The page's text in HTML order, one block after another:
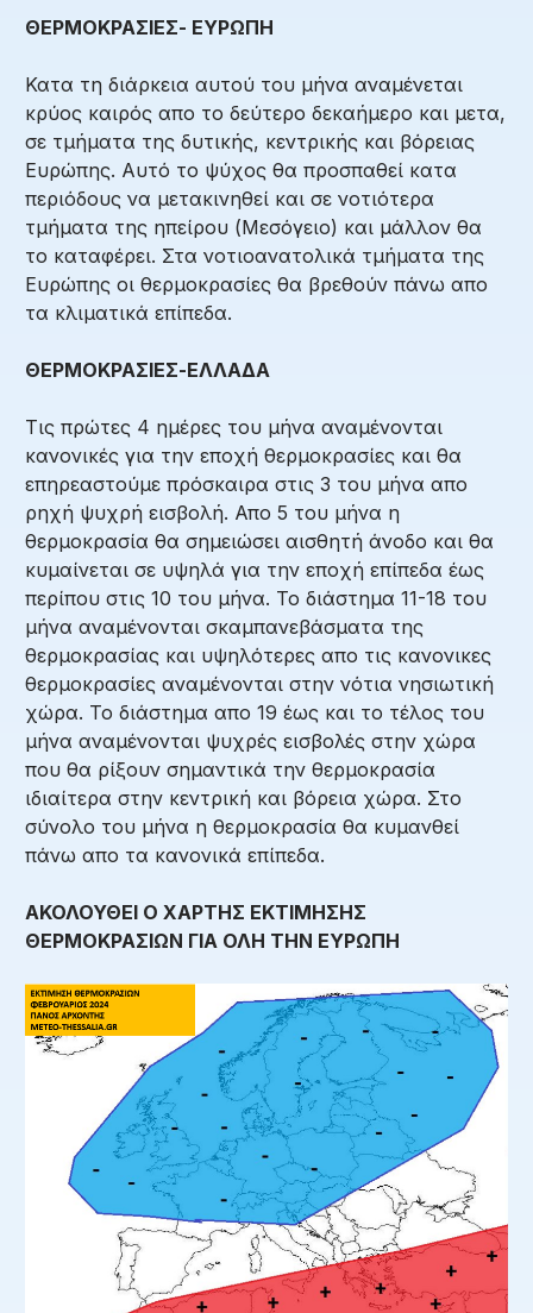
ΘΕΡΜΟΚΡΑΣΙΕΣ- ΕΥΡΩΠΗ
Κατα τη διάρκεια αυτού του μήνα αναμένεται
κρύος καιρός απο το δεύτερο δεκαήμερο και μετα,
σε τμήματα της δυτικής, κεντρικής και βόρειας
Ευρώπης. Αυτό το ψύχος θα προσπαθεί κατα
περιόδους να μετακινηθεί και σε νοτιότερα
τμήματα της ηπείρου (Μεσόγειο) και μάλλον θα
το καταφέρει. Στα νοτιοανατολικά τμήματα της
Ευρώπης οι θερμοκρασίες θα βρεθούν πάνω απο
τα κλιματικά επίπεδα.
ΘΕΡΜΟΚΡΑΣΙΕΣ-ΕΛΛΑΔΑ
Τις πρώτες 4 ημέρες του μήνα αναμένονται
κανονικές για την εποχή θερμοκρασίες και θα
επηρεαστούμε πρόσκαιρα στις 3 του μήνα απο
ρηχή ψυχρή εισβολή. Απο 5 του μήνα η
θερμοκρασία θα σημειώσει αισθητή άνοδο και θα
κυμαίνεται σε υψηλά για την εποχή επίπεδα έως
περίπου στις 10 του μήνα. Το διάστημα 11-18 του
μήνα αναμένονται σκαμπανεβάσματα της
θερμοκρασίας και υψηλότερες απο τις κανονικες
θερμοκρασίες αναμένονται στην νότια νησιωτική
χώρα. Το διάστημα απο 19 έως και το τέλος του
μήνα αναμένονται ψυχρές εισβολές στην χώρα
που θα ρίξουν σημαντικά την θερμοκρασία
ιδιαίτερα στην κεντρική και βόρεια χώρα. Στο
σύνολο του μήνα η θερμοκρασία θα κυμανθεί
πάνω απο τα κανονικά επίπεδα.
ΑΚΟΛΟΥΘΕΙ Ο ΧΑΡΤΗΣ ΕΚΤΙΜΗΣΗΣ
ΘΕΡΜΟΚΡΑΣΙΩΝ ΓΙΑ ΟΛΗ ΤΗΝ ΕΥΡΩΠΗ